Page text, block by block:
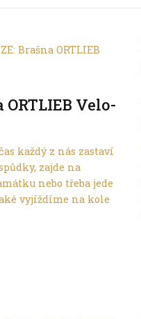
ORTLIEB Velo-
každý z nás zastaví
zajde na
nebo třeba jede
vyjíždíme na kole